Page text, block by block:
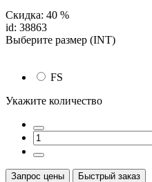
Скидка: 40 %
id: 38863
Выберите размер (INT)
FS
Укажите количество
Запрос цены Быстрый заказ